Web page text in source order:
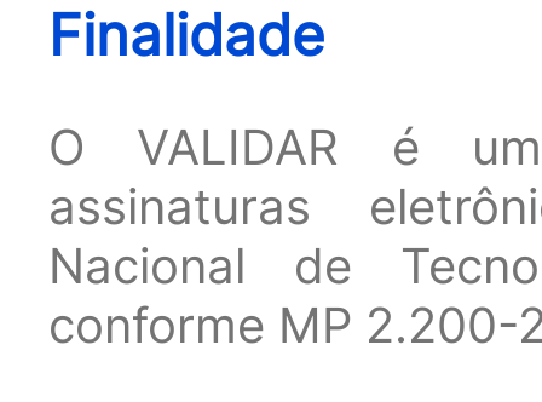
Finalidade
O VALIDAR é
assinaturas
Nacional de
conforme MP 2.200-